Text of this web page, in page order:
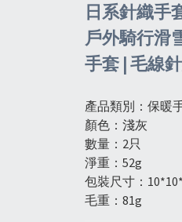
日系針織手
戶外騎行滑
手套 | 毛線
產品類別：保暖
顏色：淺灰
數量：2只
淨重：52g
包裝尺寸：
毛重：81g